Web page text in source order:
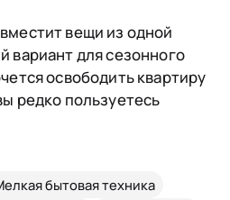
вещи из одной
вариант для сезонного
освободить квартиру
редко пользуетесь
бытовая техника